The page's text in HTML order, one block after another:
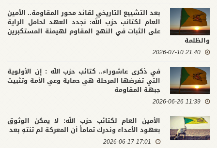
بعد التشييع التاريخي لقائد محور المقاومة.. الأمين
العام لكتائب حزب الله: نجدد العهد لحامل الراية
على الثبات في النهج المقاوم لهيمنة المستكبرين
والظلمة
21:40 2026-07-10
في ذكرى عاشوراء.. كتائب حزب الله : إن الأولوية
التي تفرضها المرحلة هي حماية وعي الأمة وتثبيت
جبهة المقاومة
11:39 2026-06-26
الأمين العام لكتائب حزب الله: لا يمكن الوثوق
بعهود الأعداء وندرك تماماً أن المعركة لم تنتهِ بعد
17:01 2026-06-17